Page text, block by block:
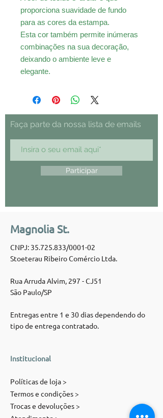
proporciona suavidade de fundo
para as cores da estampa.
Esta cor também permite inúmeras
combinações na sua decoração,
deixando o ambiente leve e
elegante.
Faça parte da nossa lista de emails
Participar
Magnolia St.
CNPJ: 35.725.833/0001-02
Stoeterau Ribeiro Comércio Ltda.
Rua Arruda Alvim, 297 - CJ51
São Paulo/SP
Entregas entre 1 e 30 dias dependendo do
tipo de entrega contratado.
Institucional
Políticas de loja >
Termos e condições >
Trocas e devoluções >